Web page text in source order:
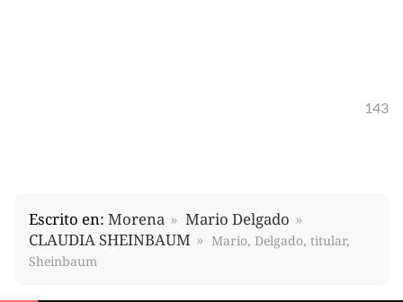
143
Escrito en: Morena
Mario Delgado
CLAUDIA SHEINBAUM
Mario, Delgado, titular,
Sheinbaum